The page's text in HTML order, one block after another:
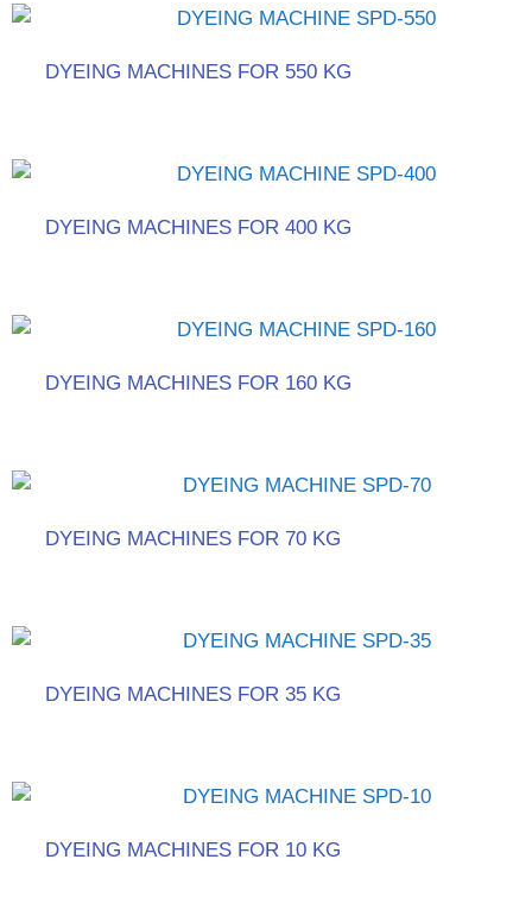
DYEING MACHINES FOR 550 KG
DYEING MACHINES FOR 400 KG
DYEING MACHINES FOR 160 KG
DYEING MACHINES FOR 70 KG
DYEING MACHINES FOR 35 KG
DYEING MACHINES FOR 10 KG